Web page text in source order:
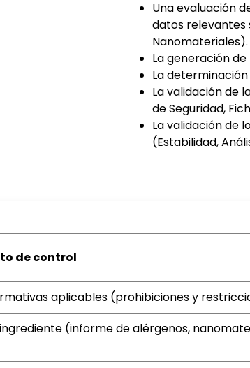
Una evaluación
datos relevantes
Nanomateriales).
La generación de
La
La validación de
de Seguridad,
La validación de
(Estabilidad,
de control
aplicables (prohibiciones y
(informe de alérgenos,